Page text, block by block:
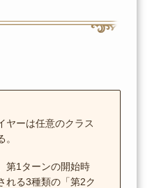
ヤーは任意のクラス
第1ターンの開始時
れる3種類の「第2ク